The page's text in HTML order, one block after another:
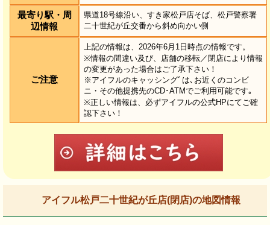
最寄り駅・周
辺情報
県道18号線沿い、すき家松戸店そば、松戸警察署
二十世紀が丘交番から斜め向かい側
ご注意
上記の情報は、2026年6月1日時点の情報です。
※情報の間違い及び、店舗の移転／閉店により情報
の変更があった場合はご了承下さい！
※アイフルのキャッシングﾞは､お近くのコンビ
ニ・その他提携先のCD･ATMでご利用可能です｡
※正しい情報は、必ずアイフルの公式HPにてご確
認下さい！
アイフル松戸二十世紀が丘店(閉店)の地図情報